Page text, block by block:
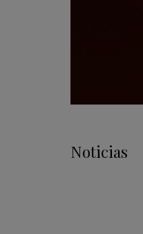
Noticias